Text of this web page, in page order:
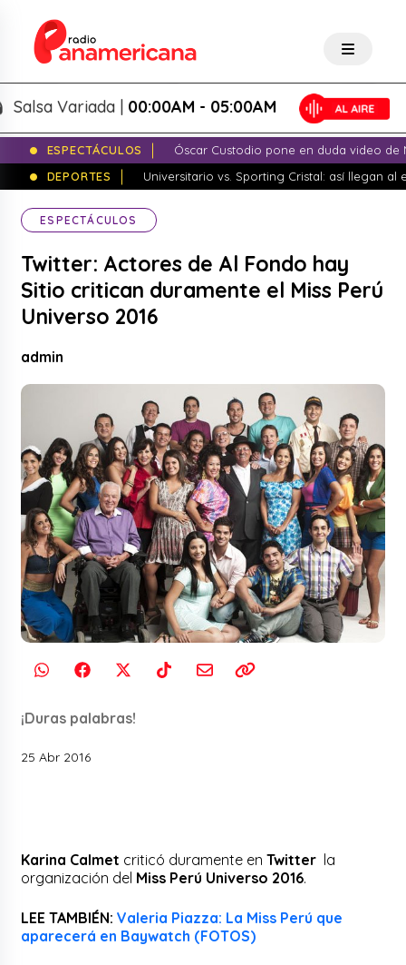
Variada |00:00AM - 05:00AM
ESPECTÁCULOS
Óscar Custodio pone en duda video de
DEPORTES
Universitario vs. Sporting Cristal: así llegan al
ESPECTÁCULOS
Twitter: Actores de Al Fondo hay
Sitio critican duramente el Miss Perú
Universo 2016
admin
¡Duras palabras!
25 Abr 2016
Karina Calmet criticó duramente en Twitter la
organización del Miss Perú Universo 2016.
LEE TAMBIÉN:Valeria Piazza: La Miss Perú que
aparecerá en Baywatch (FOTOS)